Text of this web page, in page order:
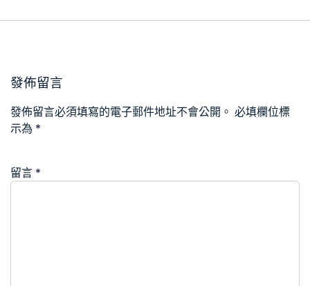
發佈留言
發佈留言必須填寫的電子郵件地址不會公開。 必填欄位標
示為 *
留言 *